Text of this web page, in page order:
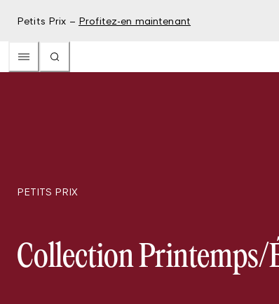
Petits Prix – Profitez-en maintenant
PETITS PRIX
Collection Printemps/